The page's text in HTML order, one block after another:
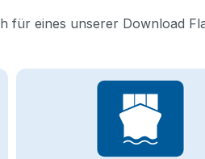
für eines unserer Download